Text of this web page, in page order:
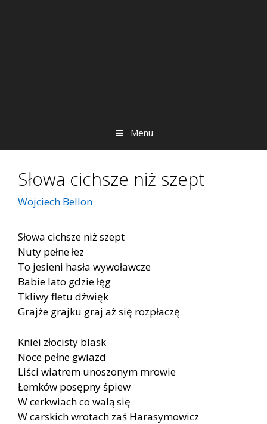
Menu
Słowa cichsze niż szept
Wojciech Bellon
Słowa cichsze niż szept
Nuty pełne łez
To jesieni hasła wywoławcze
Babie lato gdzie łęg
Tkliwy fletu dźwięk
Grajże grajku graj aż się rozpłaczę
Kniei złocisty blask
Noce pełne gwiazd
Liści wiatrem unoszonym mrowie
Łemków posępny śpiew
W cerkwiach co walą się
W carskich wrotach zaś Harasymowicz